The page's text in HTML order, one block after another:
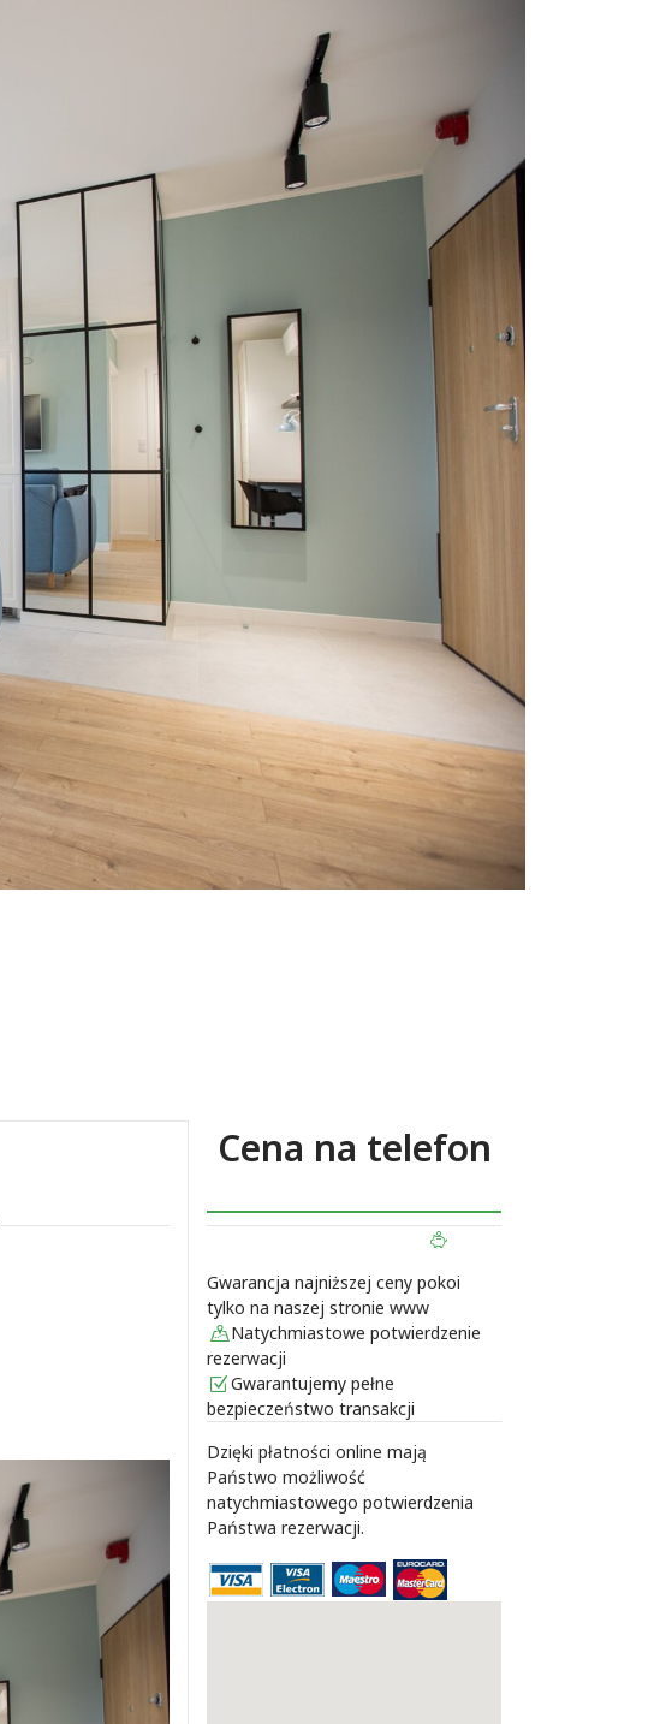
Cena na telefon
Gwarancja najniższej ceny pokoi
tylko na naszej stronie www
Natychmiastowe potwierdzenie
rezerwacji
Gwarantujemy pełne
bezpieczeństwo transakcji
Dzięki płatności online mają
Państwo możliwość
natychmiastowego potwierdzenia
Państwa rezerwacji.